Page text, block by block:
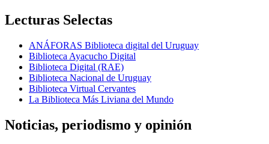
Lecturas Selectas
ANÁFORAS Biblioteca digital del Uruguay
Biblioteca Ayacucho Digital
Biblioteca Digital (RAE)
Biblioteca Nacional de Uruguay
Biblioteca Virtual Cervantes
La Biblioteca Más Liviana del Mundo
Noticias, periodismo y opinión